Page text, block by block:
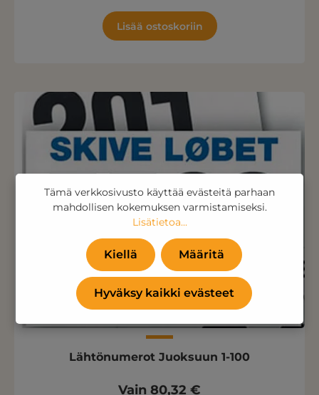
Lisää ostoskoriin
Lähtönumerot Juoksuun 1-100
Vain 80,32 €
Tämä verkkosivusto käyttää evästeitä parhaan
mahdollisen kokemuksen varmistamiseksi.
Lisätietoa...
Kiellä Määritä
Hyväksy kaikki evästeet